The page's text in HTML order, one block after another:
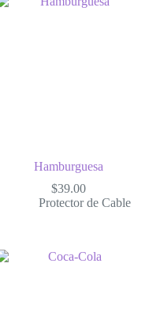
Hamburguesa
$39.00
Protector de Cable